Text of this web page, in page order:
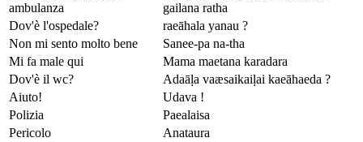
ambulanza
gailana ratha
Dov'è l'ospedale?
raeāhala yanau ?
Non mi sento molto bene
Sanee-pa na-tha
Mi fa male qui
Mama maetana karadara
Dov'è il wc?
Adaāḷa vaæsaikaiḷai kaeāhaeda ?
Aiuto!
Udava !
Polizia
Paealaisa
Pericolo
Anataura